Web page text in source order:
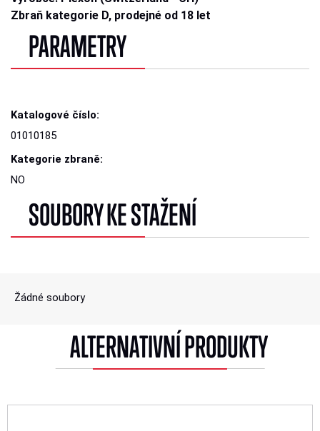
Zbraň kategorie D, prodejné od 18 let
PARAMETRY
Katalogové číslo:
01010185
Kategorie zbraně:
NO
SOUBORY KE STAŽENÍ
Žádné soubory
ALTERNATIVNÍ PRODUKTY